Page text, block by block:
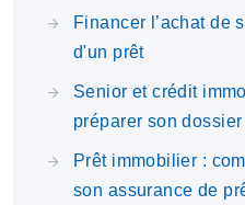
Financer l’achat de
d'un prêt
Senior et crédit
préparer son dossier
Prêt immobilier :
son assurance de